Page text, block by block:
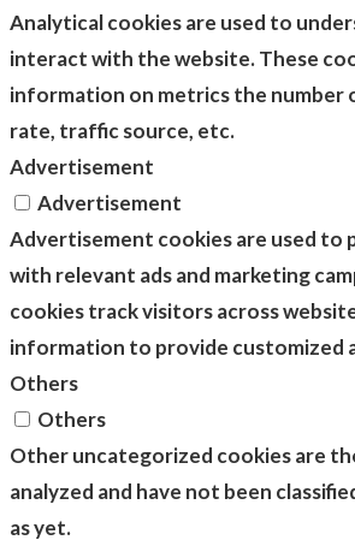
Analytical cookies are used to
interact with the website. These
information on metrics the number
rate, traffic source, etc.
Advertisement
Advertisement
Advertisement cookies are used to
with relevant ads and marketing
cookies track visitors across
information to provide customized
Others
Others
Other uncategorized cookies are
analyzed and have not been
as yet.